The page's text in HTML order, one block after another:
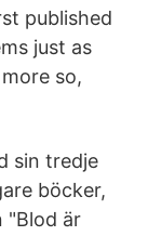
published
just as
so,
sin tredje
böcker,
"Blod är